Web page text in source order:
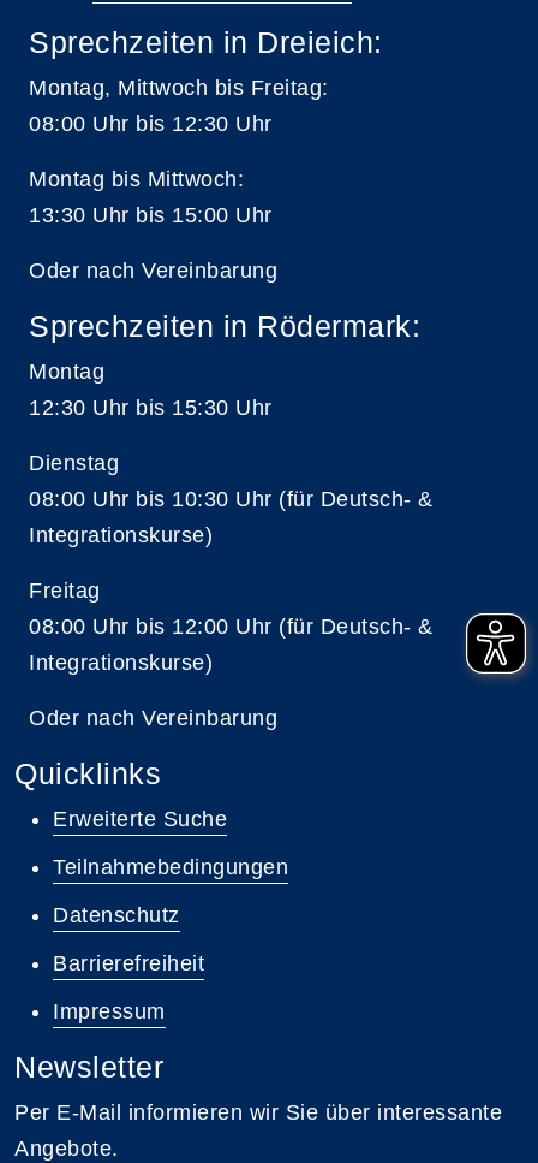
Sprechzeiten in Dreieich:
Montag, Mittwoch bis Freitag:
08:00 Uhr bis 12:30 Uhr
Montag bis Mittwoch:
13:30 Uhr bis 15:00 Uhr
Oder nach Vereinbarung
Sprechzeiten in Rödermark:
Montag
12:30 Uhr bis 15:30 Uhr
Dienstag
08:00 Uhr bis 10:30 Uhr (für Deutsch- &
Integrationskurse)
Freitag
08:00 Uhr bis 12:00 Uhr (für Deutsch- &
Integrationskurse)
Oder nach Vereinbarung
Quicklinks
Erweiterte Suche
Teilnahmebedingungen
Datenschutz
Barrierefreiheit
Impressum
Newsletter
Per E-Mail informieren wir Sie über interessante
Angebote.